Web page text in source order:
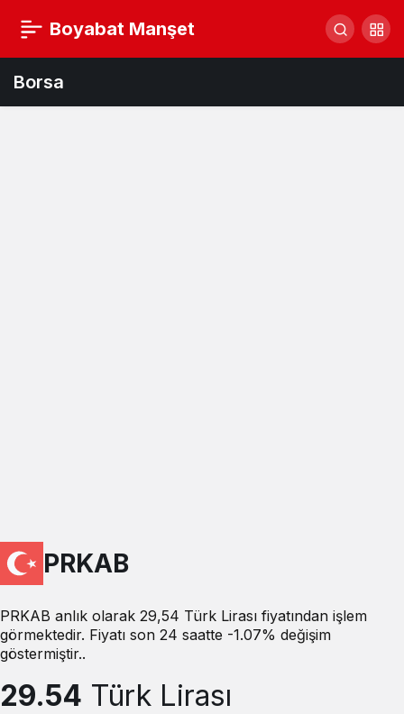
Boyabat Manşet
Borsa
PRKAB
PRKAB anlık olarak 29,54 Türk Lirası fiyatından işlem
görmektedir. Fiyatı son 24 saatte -1.07% değişim
göstermiştir..
29.54 Türk Lirası